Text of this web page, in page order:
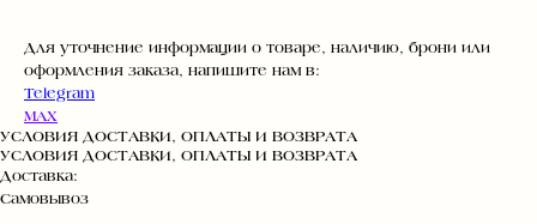
Для уточнение информации о товаре, наличию, брони или
оформления заказа, напишите нам в:
Telegram
MAX
УСЛОВИЯ ДОСТАВКИ, ОПЛАТЫ И ВОЗВРАТА
УСЛОВИЯ ДОСТАВКИ, ОПЛАТЫ И ВОЗВРАТА
Доставка:
Самовывоз